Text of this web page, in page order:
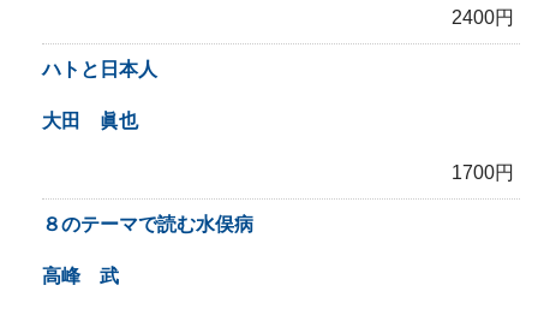
2400円
ハトと日本人
大田 眞也
1700円
８のテーマで読む水俣病
高峰 武